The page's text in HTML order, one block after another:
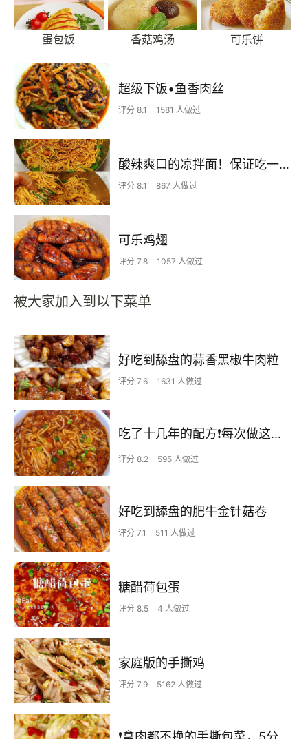
蛋包饭 香菇鸡汤 可乐饼
超级下饭•鱼香肉丝
评分 8.1 1581 人做过
酸辣爽口的凉拌面！保证吃一次就上瘾
评分 8.1 867 人做过
可乐鸡翅
评分 7.8 1057 人做过
被大家加入到以下菜单
好吃到舔盘的蒜香黑椒牛肉粒
评分 7.6 1631 人做过
吃了十几年的配方❗️每次做这至少吃2碗
评分 8.2 595 人做过
好吃到舔盘的肥牛金针菇卷
评分 7.1 511 人做过
糖醋荷包蛋
评分 8.5 4 人做过
家庭版的手撕鸡
评分 7.9 5162 人做过